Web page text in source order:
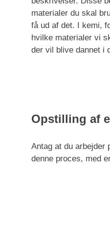
materialer du skal
få ud af det. I kemi,
hvilke materialer vi
der vil blive dannet i
Opstilling af
Antag at du
denne proces, med